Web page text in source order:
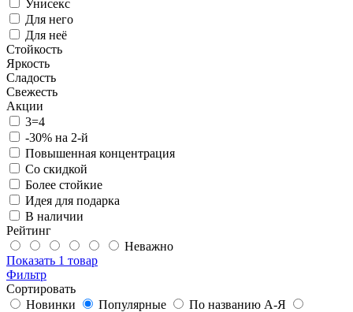
Унисекс
Для него
Для неё
Стойкость
Яркость
Сладость
Свежесть
Акции
3=4
-30% на 2-й
Повышенная концентрация
Со скидкой
Более стойкие
Идея для подарка
В наличии
Рейтинг
Неважно
Показать 1 товар
Фильтр
Сортировать
Новинки
Популярные
По названию А-Я